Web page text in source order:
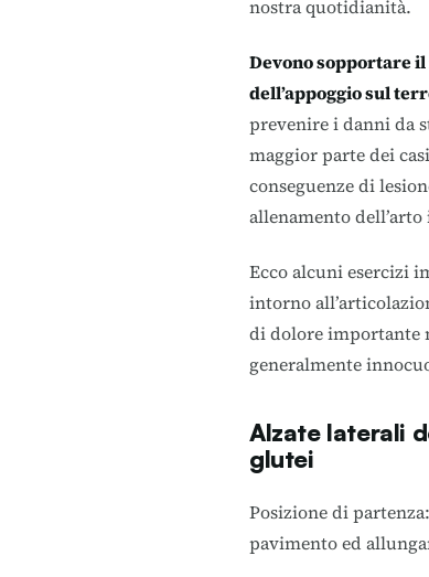
nostra quotidianità.
Devono sopportare
dell’appoggio sul
prevenire i danni da
maggior parte dei
conseguenze di
allenamento
Ecco alcuni esercizi
intorno
di dolore importante
generalmente
Alzate laterali
glutei
Posizione di
pavimento ed